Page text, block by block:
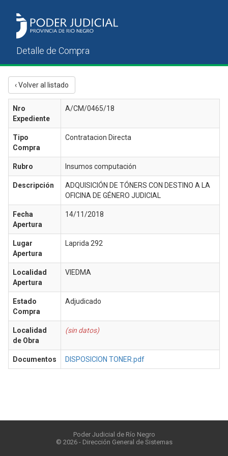
‹ Volver al listado
Nro
Expediente
A/CM/0465/18
Tipo
Compra
Contratacion Directa
Rubro Insumos computación
Descripción
ADQUISICIÓN DE TÓNERS CON DESTINO A LA
OFICINA DE GÉNERO JUDICIAL
Fecha
Apertura
14/11/2018
Lugar
Apertura
Laprida 292
Localidad
Apertura
VIEDMA
Estado
Compra
Adjudicado
Localidad
de Obra
(sin datos)
Documentos DISPOSICION TONER.pdf